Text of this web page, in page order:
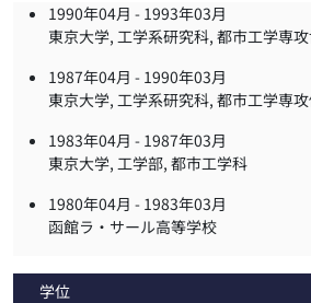
1990年04月 - 1993年03月
東京大学, 工学系研究科, 都市工学専
1987年04月 - 1990年03月
東京大学, 工学系研究科, 都市工学専
1983年04月 - 1987年03月
東京大学, 工学部, 都市工学科
1980年04月 - 1983年03月
函館ラ・サール高等学校
学位